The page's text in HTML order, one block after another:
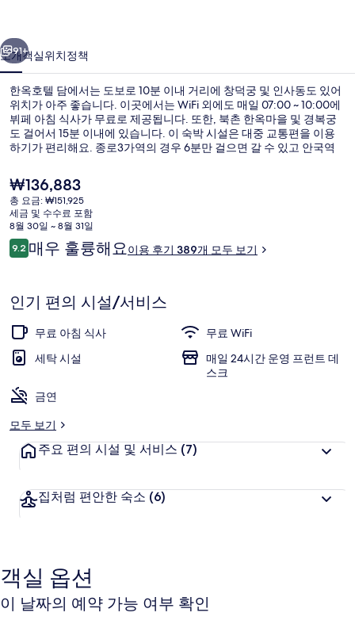
진
갤
러
리
91+
소개객실위치정책
한옥호텔 담에서는 도보로 10분 이내 거리에 창덕궁 및 인사동도 있어
위치가 아주 좋습니다. 이곳에서는 WiFi 외에도 매일 07:00 ~ 10:00에
뷔페 아침 식사가 무료로 제공됩니다. 또한, 북촌 한옥마을 및 경복궁
도 걸어서 15분 이내에 있습니다. 이 숙박 시설은 대중 교통편을 이용
하기가 편리해요. 종로3가역의 경우 6분만 걸으면 갈 수 있고 안국역
현
재
가
격
은
₩136,883
₩136,883
총 요금: ₩151,925
세금 및 수수료 포함
8월 30일 ~ 8월 31일
이
용
기
9.210점 만점 중 9.2점.
매우 훌륭해요이용 후기 389개 모두 보기
인기 편의 시설/서비스
무료 아침 식사
무료 WiFi
세탁 시설
매일 24시간 운영 프런트 데
스크
금연
모두 보기
주요 편의 시설 및 서비스 (7)
집처럼 편안한 숙소 (6)
객실 옵션
이 날짜의 예약 가능 여부 확인